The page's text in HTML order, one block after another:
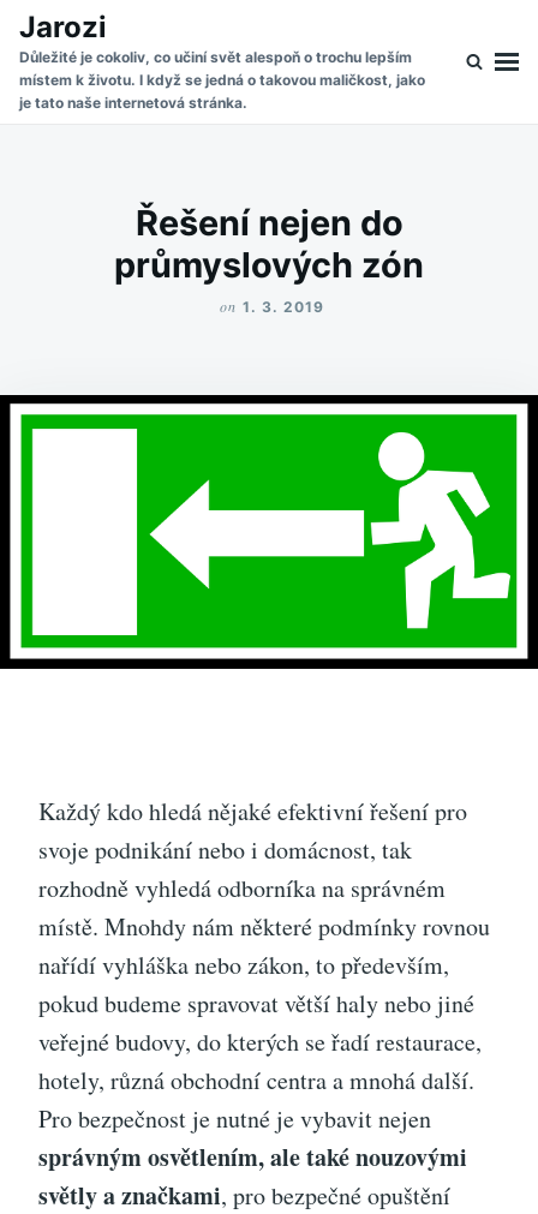
Skip
content
Search
for:
Jarozi
Důležité je cokoliv, co učiní svět alespoň o trochu lepším
místem k životu. I když se jedná o takovou maličkost, jako
je tato naše internetová stránka.
Řešení nejen do
průmyslových zón
on 1. 3. 2019
Každý kdo hledá nějaké efektivní řešení pro
svoje podnikání nebo i domácnost, tak
rozhodně vyhledá odborníka na správném
místě. Mnohdy nám některé podmínky rovnou
nařídí vyhláška nebo zákon, to především,
pokud budeme spravovat větší haly nebo jiné
veřejné budovy, do kterých se řadí restaurace,
hotely, různá obchodní centra a mnohá další.
Pro bezpečnost je nutné je vybavit nejen
správným osvětlením, ale také nouzovými
světly a značkami, pro bezpečné opuštění